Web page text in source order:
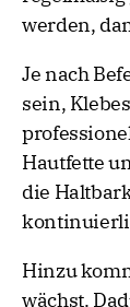
werden,
Je nach
sein,
Hautfette
die
Hinzu
wächst.